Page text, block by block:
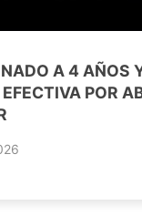
A 4 AÑOS
POR